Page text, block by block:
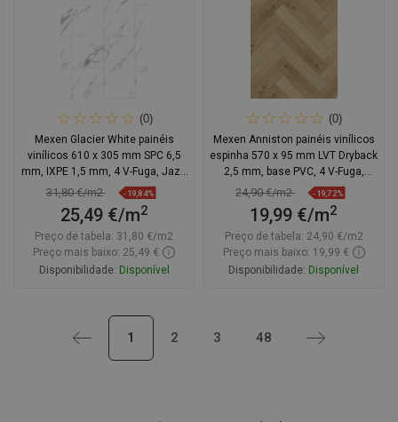
favorite_border
Comparar Comparar
(0)
Mexen Glacier White painéis
vinílicos 610 x 305 mm SPC 6,5
mm, IXPE 1,5 mm, 4 V-Fuga, Jazz
White - F1151-0610-305-505-4V1-
31,80 €/m2 -19,84%
25,49 €/m2
Preço de tabela: 31,80 €/m2
Preço mais baixo: 25,49 €
Disponibilidade: Disponível
Favoritos
Comparar
(0)
Mexen Anniston painéis vinílicos
espinha 570 x 95 mm LVT Dryback
2,5 mm, base PVC, 4 V-Fuga,
Carvalho
24,90 €/m2 -19,72%
19,99 €/m2
Preço de tabela: 24,90 €/m2
Preço mais baixo: 19,99 €
Disponibilidade: Disponível
favorite_border Favoritos
Comparar
Anterior 1 2 3 48 Próximo